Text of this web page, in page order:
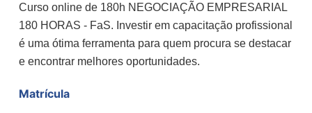
Curso online de 180h NEGOCIAÇÃO EMPRESARIAL
180 HORAS - FaS. Investir em capacitação profissional
é uma ótima ferramenta para quem procura se destacar
e encontrar melhores oportunidades.
Matrícula